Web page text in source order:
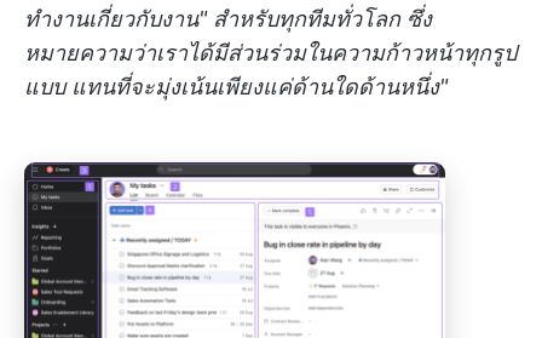
ทำงานเกี่ยวกับงาน" สำหรับทุกทีมทั่วโลก ซึ่ง
หมายความว่าเราได้มีส่วนร่วมในความก้าวหน้าทุกรูป
แบบ แทนที่จะมุ่งเน้นเพียงแค่ด้านใดด้านหนึ่ง"